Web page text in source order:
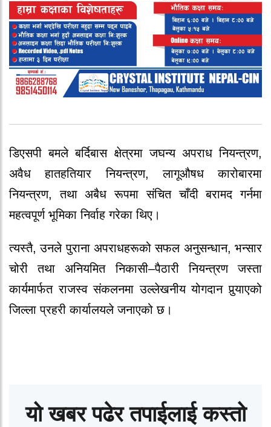
डिएसपी बमले बर्दिबास क्षेत्रमा जघन्य अपराध नियन्त्रण,
अवैध हातहतियार नियन्त्रण, लागूऔषध कारोबारमा
नियन्त्रण, तथा अबैध रूपमा संचित चाँदी बरामद गर्नमा
महत्वपूर्ण भूमिका निर्वाह गरेका थिए।
त्यस्तै, उनले पुराना अपराधहरूको सफल अनुसन्धान, भन्सार
चोरी तथा अनियमित निकासी–पैठारी नियन्त्रण जस्ता
कार्यमार्फत राजस्व संकलनमा उल्लेखनीय योगदान पुर्‍याएको
जिल्ला प्रहरी कार्यालयले जनाएको छ।
यो खबर पढेर तपाईलाई कस्तो